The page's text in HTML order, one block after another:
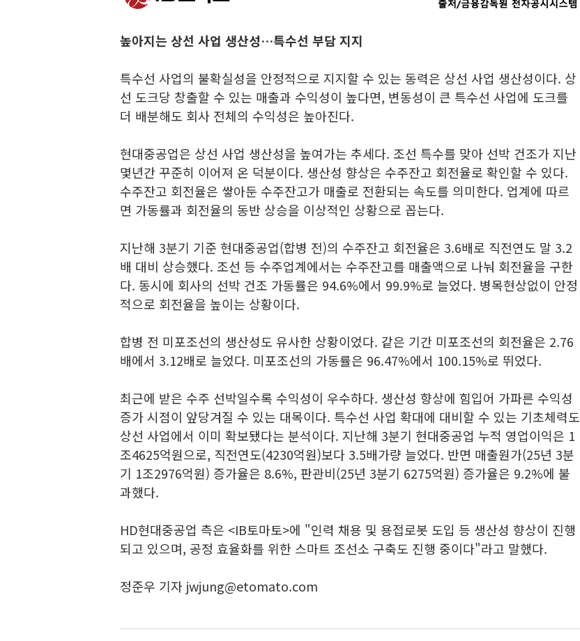
높아지는 상선 사업 생산성…특수선 부담 지지
특수선 사업의 불확실성을 안정적으로 지지할 수 있는 동력은 상선 사업 생산성이다. 상
선 도크당 창출할 수 있는 매출과 수익성이 높다면, 변동성이 큰 특수선 사업에 도크를
더 배분해도 회사 전체의 수익성은 높아진다.
현대중공업은 상선 사업 생산성을 높여가는 추세다. 조선 특수를 맞아 선박 건조가 지난
몇년간 꾸준히 이어져 온 덕분이다. 생산성 향상은 수주잔고 회전율로 확인할 수 있다.
수주잔고 회전율은 쌓아둔 수주잔고가 매출로 전환되는 속도를 의미한다. 업계에 따르
면 가동률과 회전율의 동반 상승을 이상적인 상황으로 꼽는다.
지난해 3분기 기준 현대중공업(합병 전)의 수주잔고 회전율은 3.6배로 직전연도 말 3.2
배 대비 상승했다. 조선 등 수주업계에서는 수주잔고를 매출액으로 나눠 회전율을 구한
다. 동시에 회사의 선박 건조 가동률은 94.6%에서 99.9%로 늘었다. 병목현상없이 안정
적으로 회전율을 높이는 상황이다.
합병 전 미포조선의 생산성도 유사한 상황이었다. 같은 기간 미포조선의 회전율은 2.76
배에서 3.12배로 늘었다. 미포조선의 가동률은 96.47%에서 100.15%로 뛰었다.
최근에 받은 수주 선박일수록 수익성이 우수하다. 생산성 향상에 힘입어 가파른 수익성
증가 시점이 앞당겨질 수 있는 대목이다. 특수선 사업 확대에 대비할 수 있는 기초체력도
상선 사업에서 이미 확보됐다는 분석이다. 지난해 3분기 현대중공업 누적 영업이익은 1
조4625억원으로, 직전연도(4230억원)보다 3.5배가량 늘었다. 반면 매출원가(25년 3분
기 1조2976억원) 증가율은 8.6%, 판관비(25년 3분기 6275억원) 증가율은 9.2%에 불
과했다.
HD현대중공업 측은 <IB토마토>에 "인력 채용 및 용접로봇 도입 등 생산성 향상이 진행
되고 있으며, 공정 효율화를 위한 스마트 조선소 구축도 진행 중이다"라고 말했다.
정준우 기자 jwjung@etomato.com